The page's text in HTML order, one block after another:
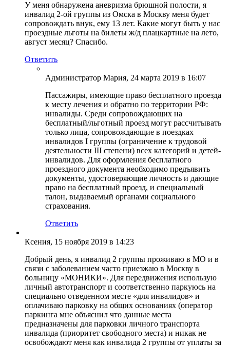
У меня обнаружена аневризма брюшной полости, я
инвалид 2-ой группы из Омска в Москву меня будет
сопровождать внук, ему 13 лет. Какие могут быть у нас
проездные льготы на билеты ж/д плацкартные на лето,
август месяц? Спасибо.
Ответить
Администратор Мария, 24 марта 2019 в 16:07
Пассажиры, имеющие право бесплатного проезда
к месту лечения и обратно по территории РФ:
инвалиды. Среди сопровождающих на
бесплатный/льготный проезд могут рассчитывать
только лица, сопровождающие в поездках
инвалидов I группы (ограничение к трудовой
деятельности III степени) всех категорий и детей-
инвалидов. Для оформления бесплатного
проездного документа необходимо предъявить
документы, удостоверяющие личность и дающие
право на бесплатный проезд, и специальный
талон, выдаваемый органами социального
страхования.
Ответить
Ксения, 15 ноября 2019 в 14:23
Добрый день, я инвалид 2 группы проживаю в МО и в
связи с заболеванием часто приезжаю в Москву в
больницу «МОНИКИ». Для передвижения использую
личный автотранспорт и соответственно паркуюсь на
специально отведенном месте «для инвалидов» и
оплачиваю парковку на общих основаниях (оператор
паркинга мне объяснил что данные места
предназначены для парковки личного транспорта
инвалида (приоритет свободного места) и никак не
освобождают меня как инвалида 2 группы от уплаты за